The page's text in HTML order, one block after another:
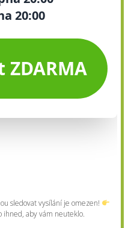
sledovat vysílání je omezen!
ihned, aby vám neuteklo.